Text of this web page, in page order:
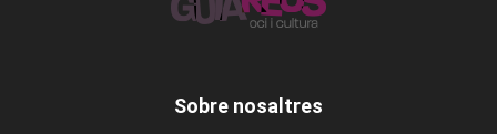
Sobre nosaltres